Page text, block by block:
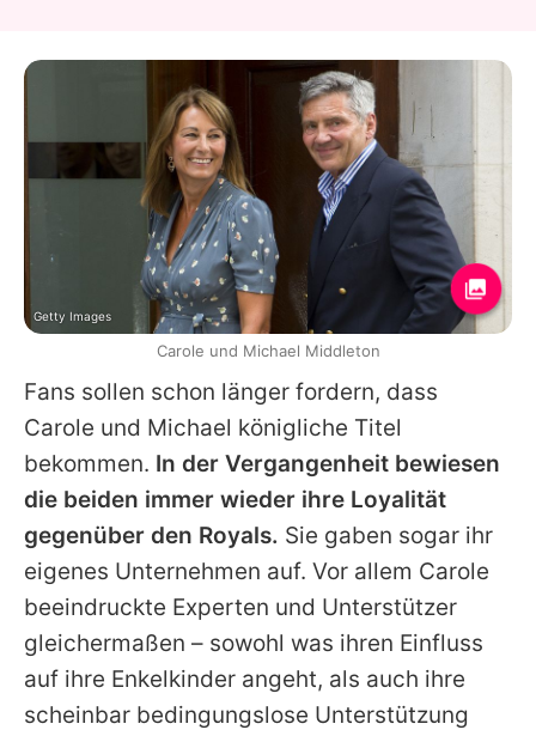
Fans sollen schon länger fordern, dass
Carole und Michael königliche Titel
bekommen. In der Vergangenheit bewiesen
die beiden immer wieder ihre Loyalität
gegenüber den Royals. Sie gaben sogar ihr
eigenes Unternehmen auf. Vor allem Carole
beeindruckte Experten und Unterstützer
gleichermaßen – sowohl was ihren Einfluss
auf ihre Enkelkinder angeht, als auch ihre
scheinbar bedingungslose Unterstützung
Getty Images
Carole und Michael Middleton